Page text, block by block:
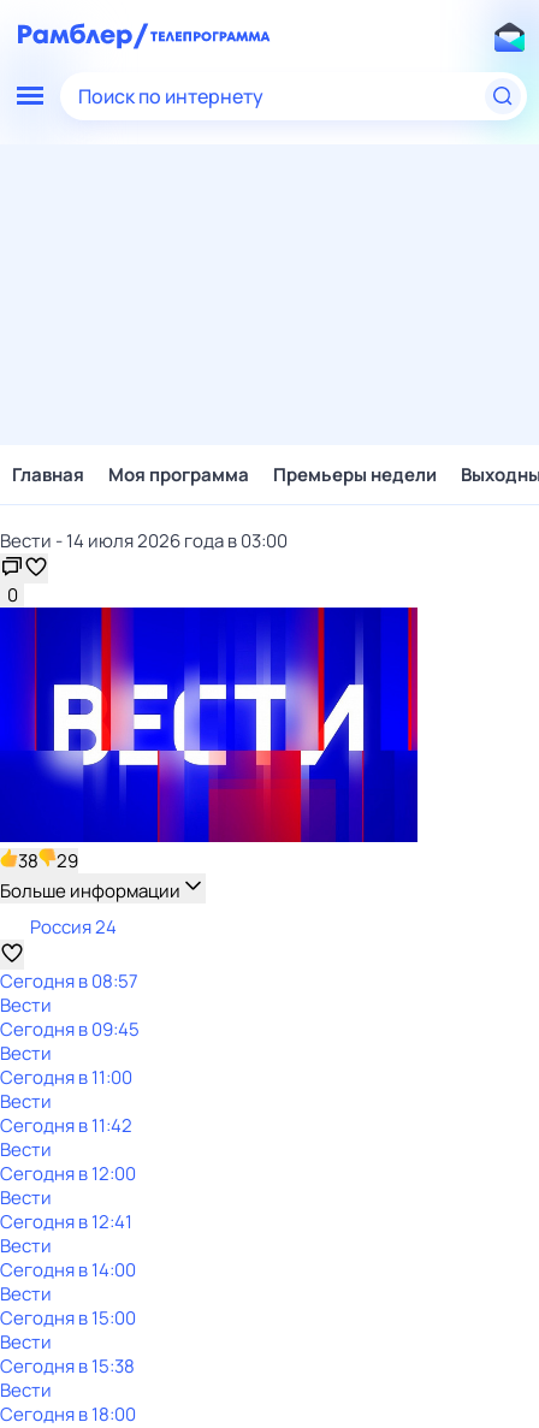
Поиск по интернету
Главная Моя программа Премьеры недели
Вести - 14 июля 2026 года в 03:00
0
38
29
Больше информации
Россия 24
Сегодня в 08:57
Вести
Сегодня в 09:45
Вести
Сегодня в 11:00
Вести
Сегодня в 11:42
Вести
Сегодня в 12:00
Вести
Сегодня в 12:41
Вести
Сегодня в 14:00
Вести
Сегодня в 15:00
Вести
Сегодня в 15:38
Вести
Сегодня в 18:00